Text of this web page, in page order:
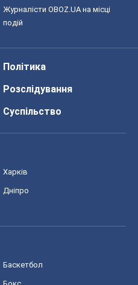
Журналісти OBOZ.UA на місці
подій
Політика
Розслідування
Суспільство
Харків
Дніпро
Баскетбол